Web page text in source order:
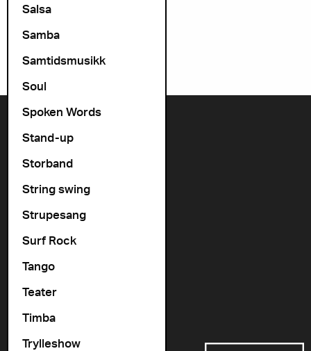
Salsa
Samba
Samtidsmusikk
Soul
Spoken Words
Stand-up
Storband
String swing
Strupesang
Surf Rock
Tango
Teater
Timba
Trylleshow
+47 22 11 33 08
Vogts gate 64, 0477 Oslo
info@cosmopolite.no
Gå til vår spilleliste
Støttet av